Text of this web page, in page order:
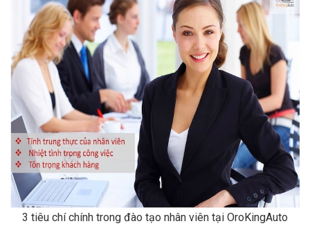
3 tiêu chí chính trong đào tạo nhân viên tại OroKingAuto